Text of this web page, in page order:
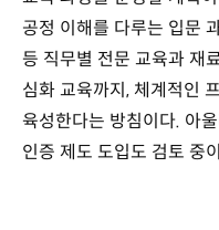
공정 이해를 다루는 입문
등 직무별 전문 교육과 재
심화 교육까지, 체계적인
육성한다는 방침이다. 아
인증 제도 도입도 검토 중